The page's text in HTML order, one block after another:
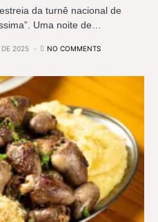
da turnê nacional de
Uma noite de…
DE 2025 NO COMMENTS